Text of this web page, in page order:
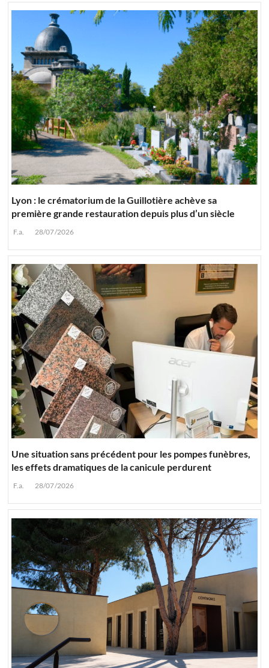
Lyon : le crématorium de la Guillotière achève sa
première grande restauration depuis plus d’un siècle
F.a. 28/07/2026
Une situation sans précédent pour les pompes funèbres,
les effets dramatiques de la canicule perdurent
F.a. 28/07/2026